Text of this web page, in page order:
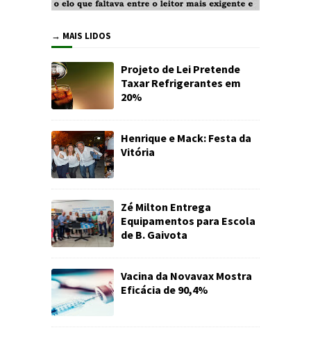
→ MAIS LIDOS
Projeto de Lei Pretende
Taxar Refrigerantes em
20%
Henrique e Mack: Festa da
Vitória
Zé Milton Entrega
Equipamentos para Escola
de B. Gaivota
Vacina da Novavax Mostra
Eficácia de 90,4%